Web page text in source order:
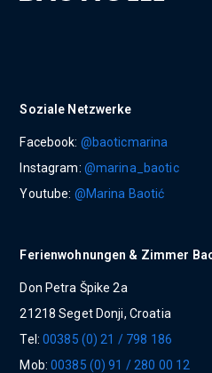
Soziale Netzwerke
Facebook: @baoticmarina
Instagram: @marina_baotic
Youtube: @Marina Baotić
Ferienwohnungen & Zimmer
Don Petra Špike 2a
21218 Seget Donji, Croatia
Tel:00385 (0) 21 / 798 186
Mob:00385 (0) 91 / 280 00 12